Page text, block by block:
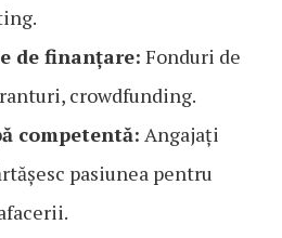
de finanțare: Fonduri de
crowdfunding.
competentă: Angajați
pasiunea pentru